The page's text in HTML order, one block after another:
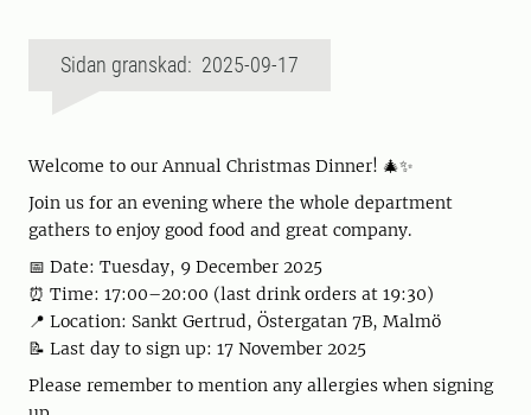
Sidan granskad: 2025-09-17
Welcome to our Annual Christmas Dinner! 🎄✨
Join us for an evening where the whole department
gathers to enjoy good food and great company.
📅 Date: Tuesday, 9 December 2025
⏰ Time: 17:00–20:00 (last drink orders at 19:30)
📍 Location: Sankt Gertrud, Östergatan 7B, Malmö
📝 Last day to sign up: 17 November 2025
Please remember to mention any allergies when signing